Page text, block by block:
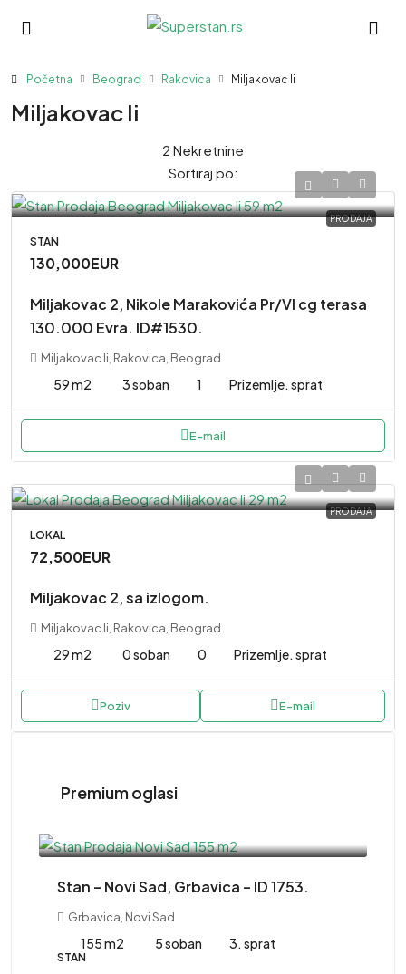
Početna Beograd Rakovica Miljakovac Ii
Miljakovac Ii
2 Nekretnine
Sortiraj po:
PRODAJA
STAN
130,000EUR
Miljakovac 2, Nikole Marakovića Pr/VI cg terasa
130.000 Evra. ID#1530.
Miljakovac Ii, Rakovica, Beograd
59 m2 3 soban 1 Prizemlje. sprat
E-mail
PRODAJA
LOKAL
72,500EUR
Miljakovac 2, sa izlogom.
Miljakovac Ii, Rakovica, Beograd
29 m2 0 soban 0 Prizemlje. sprat
Poziv E-mail
Premium oglasi
Stan – Novi Sad, Grbavica – ID 1753.
Grbavica, Novi Sad
155 m2 5 soban 3. sprat
STAN